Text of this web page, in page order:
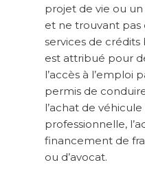
projet de vie ou
et ne trouvant pas
services de crédits
est attribué pour
l’accès à l’emploi
permis de
l’achat de
professionnelle,
financement de
ou d’avocat.